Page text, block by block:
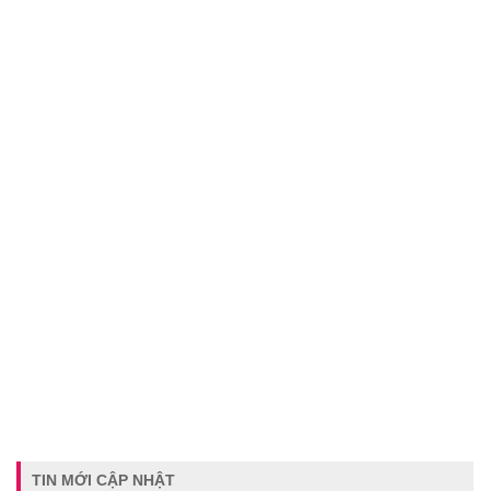
TIN MỚI CẬP NHẬT